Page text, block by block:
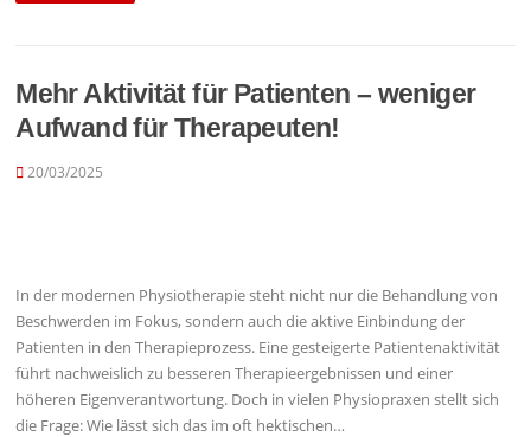
Mehr Aktivität für Patienten – weniger
Aufwand für Therapeuten!
20/03/2025
In der modernen Physiotherapie steht nicht nur die Behandlung von
Beschwerden im Fokus, sondern auch die aktive Einbindung der
Patienten in den Therapieprozess. Eine gesteigerte Patientenaktivität
führt nachweislich zu besseren Therapieergebnissen und einer
höheren Eigenverantwortung. Doch in vielen Physiopraxen stellt sich
die Frage: Wie lässt sich das im oft hektischen…